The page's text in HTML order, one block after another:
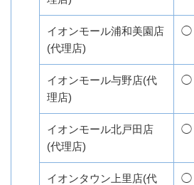
イオンモール浦和美園店
(代理店)
◯
イオンモール与野店(代
理店)
◯
イオンモール北戸田店
(代理店)
◯
イオンタウン上里店(代
◯